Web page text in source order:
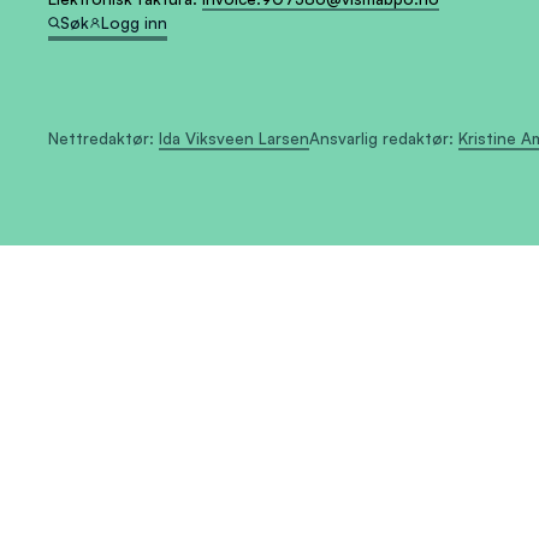
Søk
Logg inn
Nettredaktør: Ida Viksveen LarsenAnsvarlig redaktør: Kristine